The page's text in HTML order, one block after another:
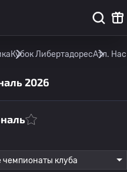
Кубок ЛибертадоресАтл.
2026
чемпионаты клуба